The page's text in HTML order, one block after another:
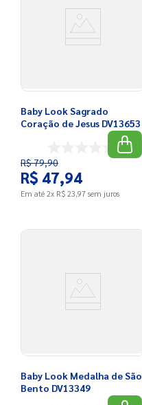
Baby Look Sagrado
Coração de Jesus DV13653
R$79,90
R$ 47,94
Em até 2x R$ 23,97 sem juros
Baby Look Medalha de São
Bento DV13349